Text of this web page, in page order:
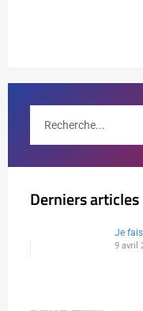
Derniers articles
Je
9 avril